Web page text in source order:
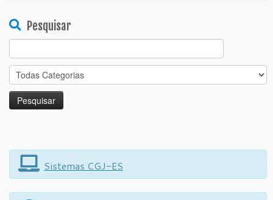
Pesquisar
Search
for:
Sistemas CGJ-ES